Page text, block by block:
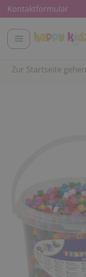
Kontaktformular
Zur Startseite gehen